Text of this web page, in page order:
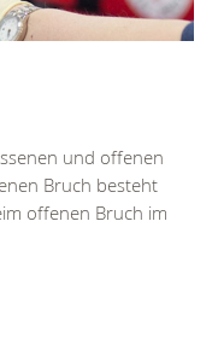
und offenen
Bruch besteht
offenen Bruch im